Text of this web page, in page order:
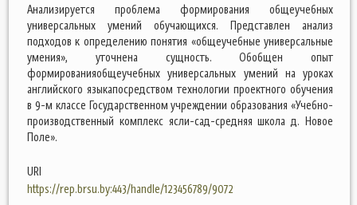
Анализируется проблема формирования общеучебных
универсальных умений обучающихся. Представлен анализ
подходов к определению понятия «общеучебные универсальные
умения», уточнена сущность. Обобщен опыт
формированияобщеучебных универсальных умений на уроках
английского языкапосредством технологии проектного обучения
в 9-м классе Государственном учреждении образования «Учебно-
производственный комплекс ясли-сад-средняя школа д. Новое
Поле».
URI
https://rep.brsu.by:443/handle/123456789/9072